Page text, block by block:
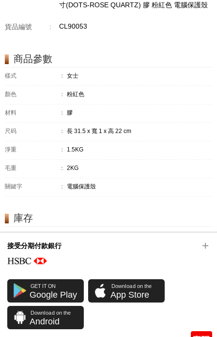
寸(DOTS-ROSE QUARTZ) 膠 粉紅色 電腦保護殼
貨品編號 : CL90053
商品參數
樣式 ： 女士
顏色 ： 粉紅色
材料 ： 膠
尺码 ： 長 31.5 x 寬 1 x 高 22 cm
淨重 ： 1.5KG
毛重 ： 2KG
關鍵字 ： 電腦保護殼
庫存
接受分期付款銀行
GET IT ON
Google Play
Download on the
App Store
Download on the
Android